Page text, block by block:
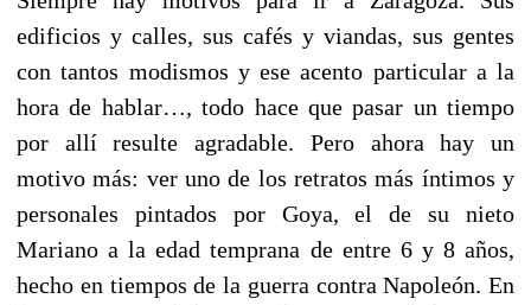
edificios y calles, sus cafés y viandas, sus gentes
con tantos modismos y ese acento particular a la
hora de hablar…, todo hace que pasar un tiempo
por allí resulte agradable. Pero ahora hay un
motivo más: ver uno de los retratos más íntimos y
personales pintados por Goya, el de su nieto
Mariano a la edad temprana de entre 6 y 8 años,
hecho en tiempos de la guerra contra Napoleón. En